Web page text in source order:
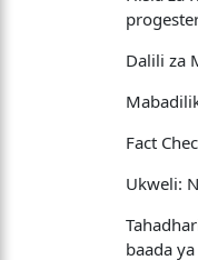
​Dalili za
​Fact
​Ukweli:
baada